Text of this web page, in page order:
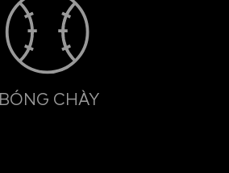
BÓNG CHÀY